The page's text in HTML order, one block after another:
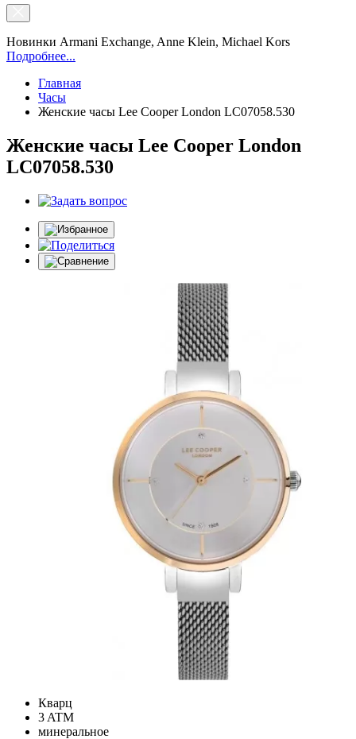
Новинки Armani Exchange, Anne Klein, Michael Kors
Подробнее...
Главная
Часы
Женские часы Lee Cooper London LC07058.530
Женские часы Lee Cooper London
LC07058.530
Кварц
3 ATM
минеральное